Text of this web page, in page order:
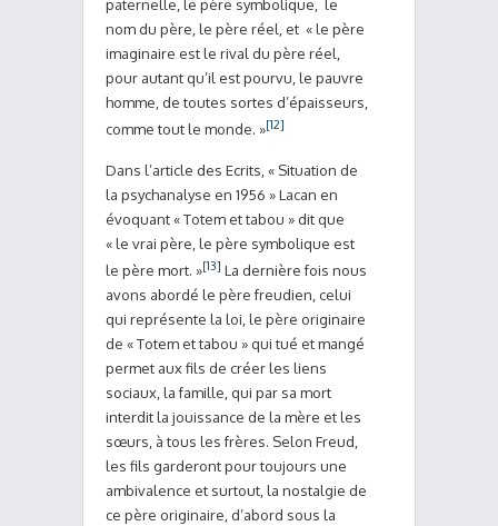
paternelle, le père symbolique, le
nom du père, le père réel, et « le père
imaginaire est le rival du père réel,
pour autant qu’il est pourvu, le pauvre
homme, de toutes sortes d’épaisseurs,
comme tout le monde. »[12]
Dans l’article des Ecrits, « Situation de
la psychanalyse en 1956 » Lacan en
évoquant « Totem et tabou » dit que
« le vrai père, le père symbolique est
le père mort. »[13] La dernière fois nous
avons abordé le père freudien, celui
qui représente la loi, le père originaire
de « Totem et tabou » qui tué et mangé
permet aux fils de créer les liens
sociaux, la famille, qui par sa mort
interdit la jouissance de la mère et les
sœurs, à tous les frères. Selon Freud,
les fils garderont pour toujours une
ambivalence et surtout, la nostalgie de
ce père originaire, d’abord sous la